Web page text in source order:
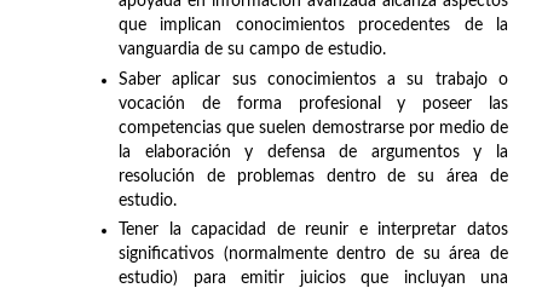
que implican conocimientos procedentes de la
vanguardia de su campo de estudio.
Saber aplicar sus conocimientos a su trabajo o
vocación de forma profesional y poseer las
competencias que suelen demostrarse por medio de
la elaboración y defensa de argumentos y la
resolución de problemas dentro de su área de
estudio.
Tener la capacidad de reunir e interpretar datos
significativos (normalmente dentro de su área de
estudio) para emitir juicios que incluyan una